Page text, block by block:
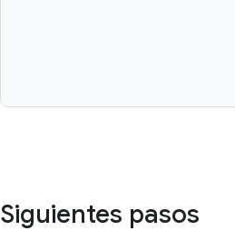
Siguientes pasos